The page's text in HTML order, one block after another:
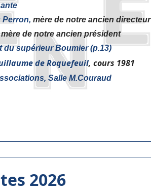
Perron, mère de notre ancien directeur
de notre ancien président
du supérieur Boumier (p.13)
de Roquefeuil, cours 1981
Salle M.Couraud
2026